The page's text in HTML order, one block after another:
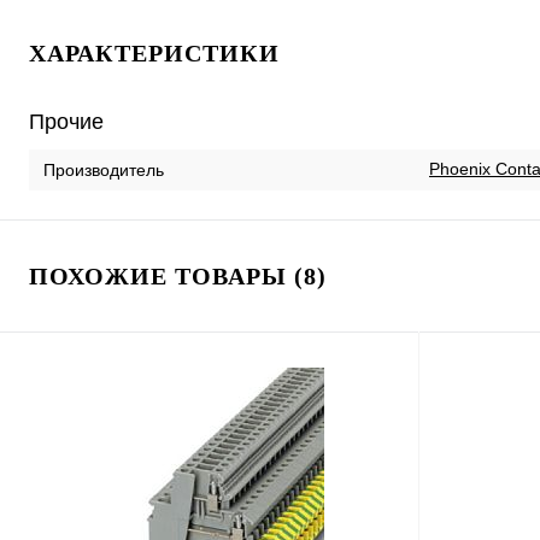
ХАРАКТЕРИСТИКИ
Прочие
Производитель Phoenix
ПОХОЖИЕ ТОВАРЫ (8)